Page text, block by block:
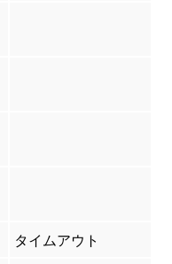
タイムアウト